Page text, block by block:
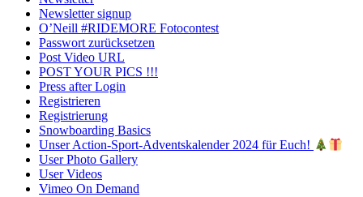
Newsletter signup
O’Neill #RIDEMORE Fotocontest
Passwort zurücksetzen
Post Video URL
POST YOUR PICS !!!
Press after Login
Registrieren
Registrierung
Snowboarding Basics
Unser Action-Sport-Adventskalender 2024 für Euch!
User Photo Gallery
User Videos
Vimeo On Demand